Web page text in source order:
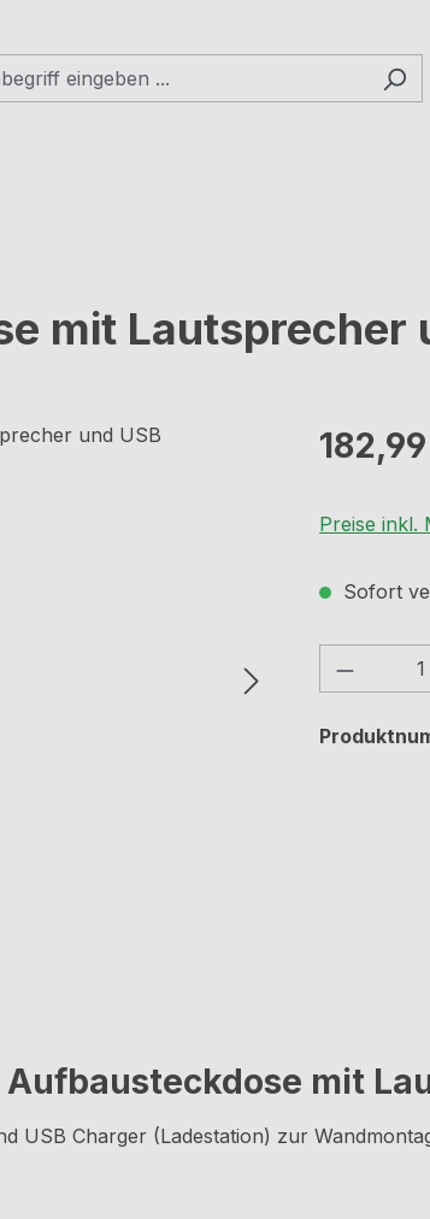
mit Lautsprecher
Regulärer
Preise inkl.
Sofort
mit
USB Charger (Ladestation) zur